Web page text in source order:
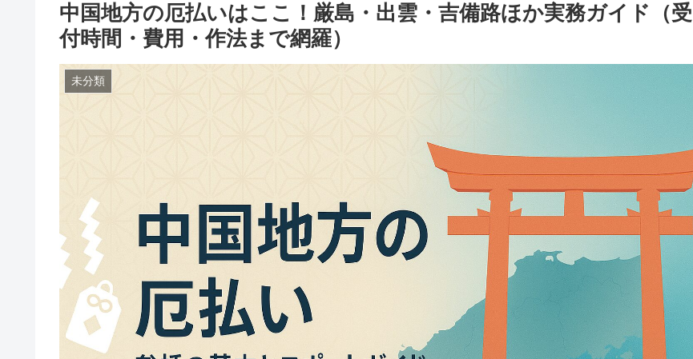
中国地方の厄払いはここ！厳島・出雲・吉備路ほか実務ガイド（受
付時間・費用・作法まで網羅）
未分類